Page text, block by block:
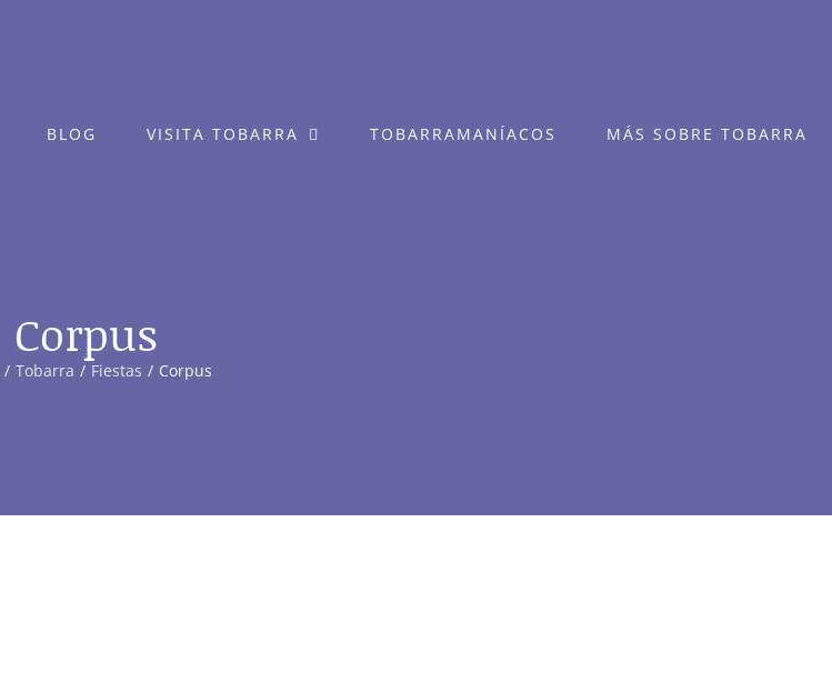
BLOG VISITA TOBARRA TOBARRAMANÍACOS MÁS SOBRE TOBARRA
Corpus
Tobarra Fiestas Corpus